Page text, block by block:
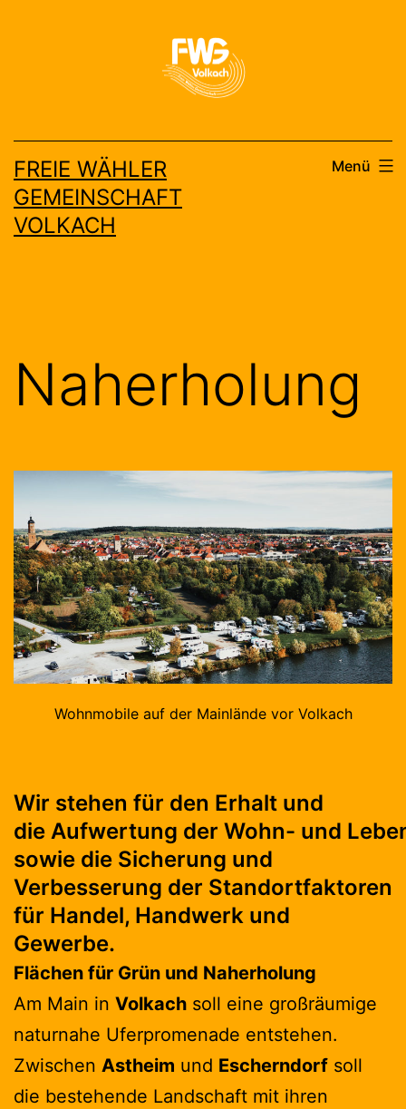
FREIE WÄHLER
GEMEINSCHAFT
VOLKACH
Menü
Naherholung
Wohnmobile auf der Mainlände vor Volkach
Wir stehen für den Erhalt und
die Aufwertung der Wohn- und
sowie die Sicherung und
Verbesserung der Standortfaktoren
für Handel, Handwerk und
Gewerbe.
Flächen für Grün und Naherholung
Am Main in Volkach soll eine großräumige
naturnahe Uferpromenade entstehen.
Zwischen Astheim und Escherndorf soll
die bestehende Landschaft mit ihren